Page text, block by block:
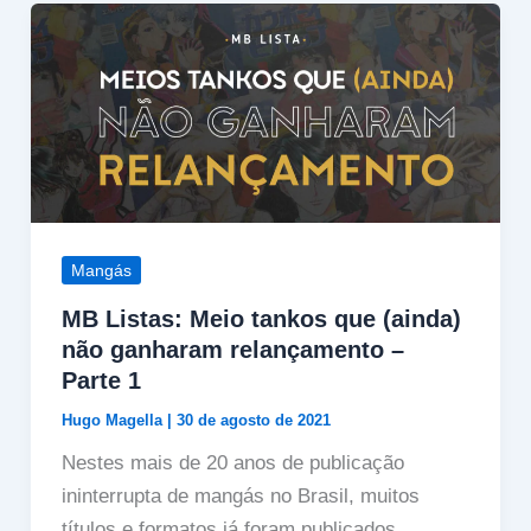
Mangás
MB Listas: Meio tankos que (ainda)
não ganharam relançamento –
Parte 1
Hugo Magella | 30 de agosto de 2021
Nestes mais de 20 anos de publicação
ininterrupta de mangás no Brasil, muitos